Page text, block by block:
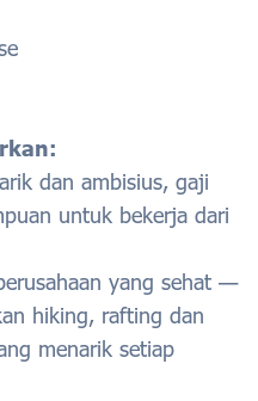
dan ambisius, gaji
untuk bekerja dari
yang sehat —
hiking, rafting dan
menarik setiap